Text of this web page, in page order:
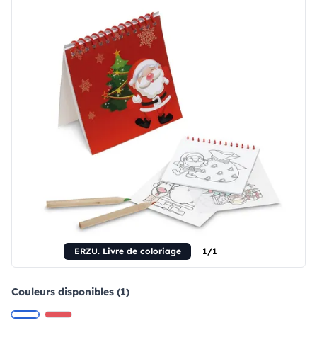
ERZU. Livre de coloriage 1/1
Couleurs disponibles (1)